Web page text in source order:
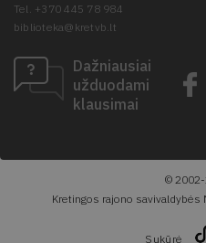
Tel. +370 445 78 984
biblioteka@kretvb.lt
Dažniausiai
užduodami
klausimai
©
Kretingos rajono savivaldybės
Sukūrė